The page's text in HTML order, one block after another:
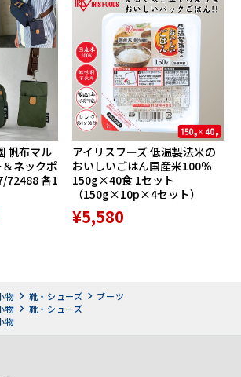
ソールが、濡れた路面や雪道、凍結しや
歩行をサポート。
設計
なやかにフィットし、疲れにくい履き心
帆布マル
ネックポ
72488 各1
アイリスフーズ 低温製法米の
おいしいごはん国産米100％
150g×40食 1セット
（150g×10p×4セット）
¥5,580
物 靴・シューズ
ブーツ
物
靴・シューズ
物